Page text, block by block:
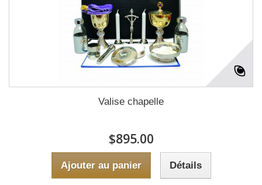
Valise chapelle
$895.00
Ajouter au panier Détails